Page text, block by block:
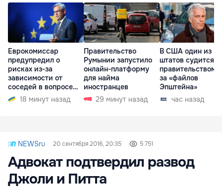
Еврокомиссар
предупредил о
рисках из-за
зависимости от
соседей в вопросе
границ18 минут назад
Правительство
Румынии запустило
онлайн-платформу
для найма
иностранцев
29 минут назад
В США один из
штатов судится с
правительством
за «файлов
Эпштейна»
час назад
NEWSru 20 сентября 2016, 20:35 5 751
Адвокат подтвердил развод
Джоли и Питта